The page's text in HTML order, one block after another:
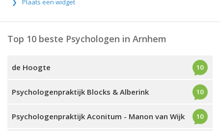
Plaats een widget
Top 10 beste Psychologen in Arnhem
de Hoogte 10
Psychologenpraktijk Blocks & Alberink 10
Psychologenpraktijk Aconitum - Manon van Wijk 10